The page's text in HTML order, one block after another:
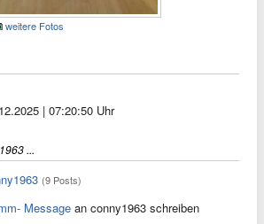
weitere Fotos
| 07:20:50 Uhr
...
(9 Posts)
Message an conny1963 schreiben